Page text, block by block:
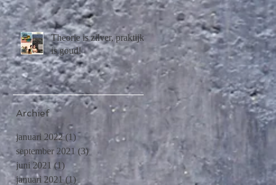
Theorie is zilver, praktijk
is goud!
Archief
januari 2022 (1) 1 post
september 2021 (3)3 posts
juni 2021 (1) 1 post
januari 2021 (1)1 post